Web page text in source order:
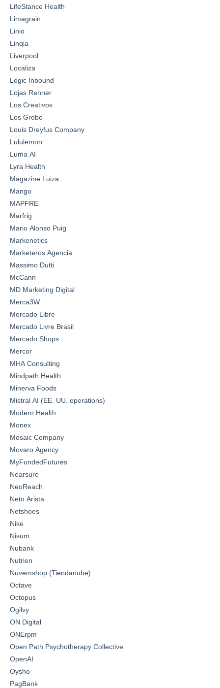
LifeStance Health
Limagrain
Linio
Linqia
Liverpool
Localiza
Logic Inbound
Lojas Renner
Los Creativos
Los Grobo
Louis Dreyfus Company
Lululemon
Luma AI
Lyra Health
Magazine Luiza
Mango
MAPFRE
Marfrig
Mario Alonso Puig
Markenetics
Marketeros Agencia
Massimo Dutti
McCann
MD Marketing Digital
Merca3W
Mercado Libre
Mercado Livre Brasil
Mercado Shops
Mercor
MHA Consulting
Mindpath Health
Minerva Foods
Mistral AI (EE. UU. operations)
Modern Health
Monex
Mosaic Company
Movaro Agency
MyFundedFutures
Nearsure
NeoReach
Neto Arista
Netshoes
Nike
Nisum
Nubank
Nutrien
Nuvemshop (Tiendanube)
Octave
Octopus
Ogilvy
ON Digital
ONErpm
Open Path Psychotherapy Collective
OpenAI
Oysho
PagBank